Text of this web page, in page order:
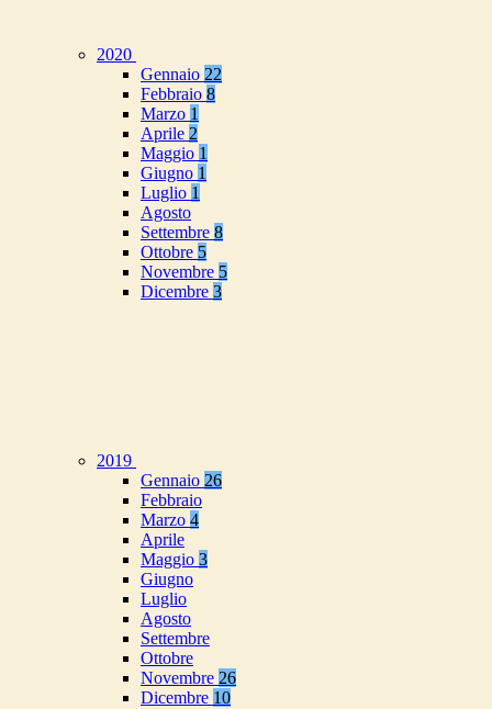
2020
Gennaio 22
Febbraio 8
Marzo 1
Aprile 2
Maggio 1
Giugno 1
Luglio 1
Agosto
Settembre 8
Ottobre 5
Novembre 5
Dicembre 3
2019
Gennaio 26
Febbraio
Marzo 4
Aprile
Maggio 3
Giugno
Luglio
Agosto
Settembre
Ottobre
Novembre 26
Dicembre 10